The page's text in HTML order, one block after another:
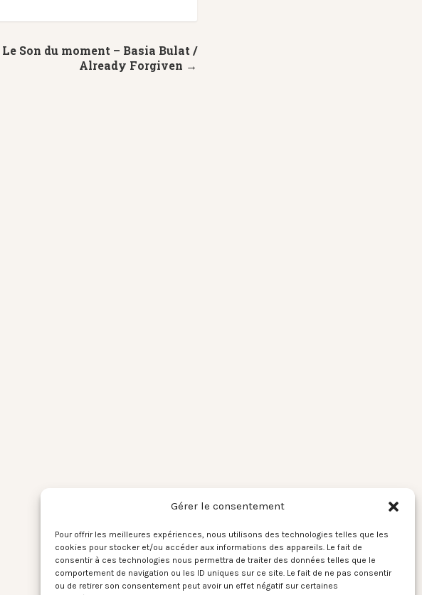
Gérer le consentement
Pour offrir les meilleures expériences, nous utilisons des technologies telles que les
cookies pour stocker et/ou accéder aux informations des appareils. Le fait de
consentir à ces technologies nous permettra de traiter des données telles que le
comportement de navigation ou les ID uniques sur ce site. Le fait de ne pas consentir
ou de retirer son consentement peut avoir un effet négatif sur certaines
Le Son du moment – Basia Bulat /
Already Forgiven →